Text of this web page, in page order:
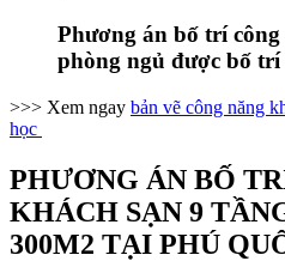
Phương án bố trí
phòng ngủ được bố trí
>>> Xem ngay bản vẽ công năng
học
PHƯƠNG ÁN BỐ
KHÁCH SẠN 9
300M2 TẠI PHÚ